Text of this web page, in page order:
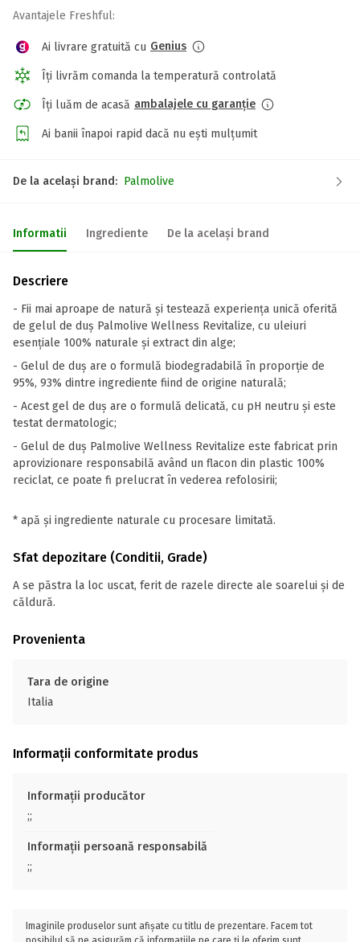
Avantajele Freshful:
Ai livrare gratuită cu Genius
Îți livrăm comanda la temperatură controlată
Îți luăm de acasă ambalajele cu garanție
Ai banii înapoi rapid dacă nu ești mulțumit
De la același brand: Palmolive
Informatii Ingrediente De la același brand
Descriere
- Fii mai aproape de natură și testează experiența unică oferită
de gelul de duș Palmolive Wellness Revitalize, cu uleiuri
esențiale 100% naturale și extract din alge;
- Gelul de duș are o formulă biodegradabilă în proporție de
95%, 93% dintre ingrediente fiind de origine naturală;
- Acest gel de duș are o formulă delicată, cu pH neutru și este
testat dermatologic;
- Gelul de duș Palmolive Wellness Revitalize este fabricat prin
aprovizionare responsabilă având un flacon din plastic 100%
reciclat, ce poate fi prelucrat în vederea refolosirii;
* apă și ingrediente naturale cu procesare limitată.
Sfat depozitare (Conditii, Grade)
A se păstra la loc uscat, ferit de razele directe ale soarelui și de
căldură.
Provenienta
Tara de origine
Italia
Informații conformitate produs
Informații producător
;;
Informații persoană responsabilă
;;
Imaginile produselor sunt afișate cu titlu de prezentare. Facem tot